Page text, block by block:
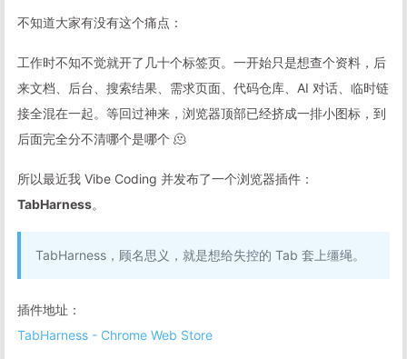
不知道大家有没有这个痛点：
工作时不知不觉就开了几十个标签页。一开始只是想查个资料，后
来文档、后台、搜索结果、需求页面、代码仓库、AI 对话、临时链
接全混在一起。等回过神来，浏览器顶部已经挤成一排小图标，到
后面完全分不清哪个是哪个 🫠
所以最近我 Vibe Coding 并发布了一个浏览器插件：
TabHarness。
TabHarness，顾名思义，就是想给失控的 Tab 套上缰绳。
插件地址：
TabHarness - Chrome Web Store